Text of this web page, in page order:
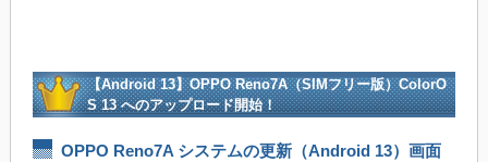
【Android 13】OPPO Reno7A（SIMフリー版）ColorO
S 13 へのアップロード開始！
OPPO Reno7A システムの更新（Android 13）画面